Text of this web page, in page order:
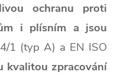
ochranu proti
i plísním a jsou
1 (typ A) a EN ISO
kvalitou zpracování